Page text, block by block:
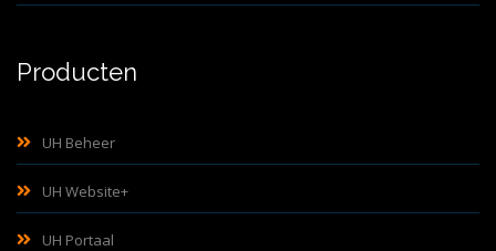
Producten
UH Beheer
UH Website+
UH Portaal